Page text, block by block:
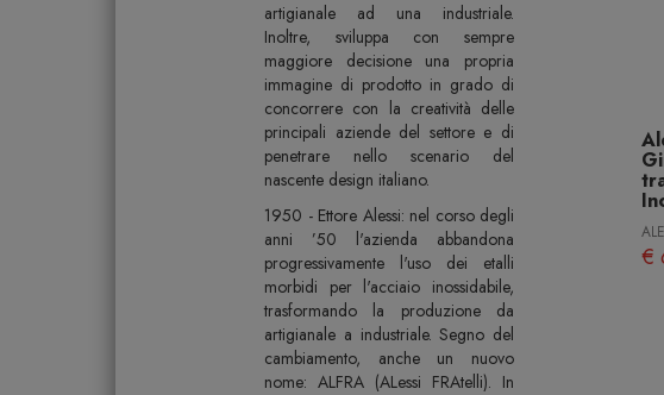
artigianale ad una industriale.
Inoltre, sviluppa con sempre
maggiore decisione una propria
immagine di prodotto in grado di
concorrere con la creatività delle
principali aziende del settore e di
penetrare nello scenario del
nascente design italiano.
1950 - Ettore Alessi: nel corso degli
anni ’50 l'azienda abbandona
progressivamente l'uso dei etalli
morbidi per l'acciaio inossidabile,
trasformando la produzione da
artigianale a industriale. Segno del
cambiamento, anche un nuovo
nome: ALFRA (ALessi FRAtelli). In
€